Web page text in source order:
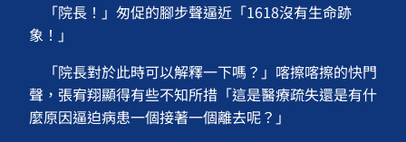
「院長！」匆促的腳步聲逼近「1618沒有生命跡
象！」
「院長對於此時可以解釋一下嗎？」喀擦喀擦的快門
聲，張宥翔顯得有些不知所措「這是醫療疏失還是有什
麼原因逼迫病患一個接著一個離去呢？」